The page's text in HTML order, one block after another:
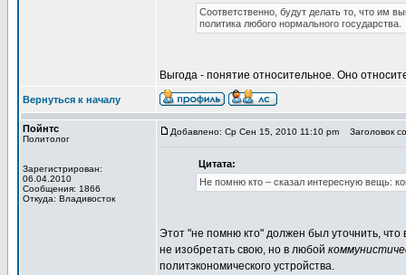
Соответственно, будут делать то, что им
политика любого нормального государства.
Выгода - понятие относительное. Оно
Вернуться к началу
Пойнтс
Политолог
Зарегистрирован:
06.04.2010
Сообщения: 1866
Откуда: Владивосток
Добавлено: Ср Сен 15, 2010 11:10 pm Заголовок
Цитата:
Не помню кто – сказал интересную вещь:
Этот "не помню кто" должен был уточнить,
не изобретать свою, но в любой
политэкономического устройства.